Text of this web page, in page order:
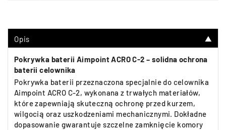
Opis ▼
Pokrywka baterii Aimpoint ACRO C-2 – solidna ochrona
baterii celownika
Pokrywka baterii przeznaczona specjalnie do celownika
Aimpoint ACRO C-2, wykonana z trwałych materiałów,
które zapewniają skuteczną ochronę przed kurzem,
wilgocią oraz uszkodzeniami mechanicznymi. Dokładne
dopasowanie gwarantuje szczelne zamknięcie komory